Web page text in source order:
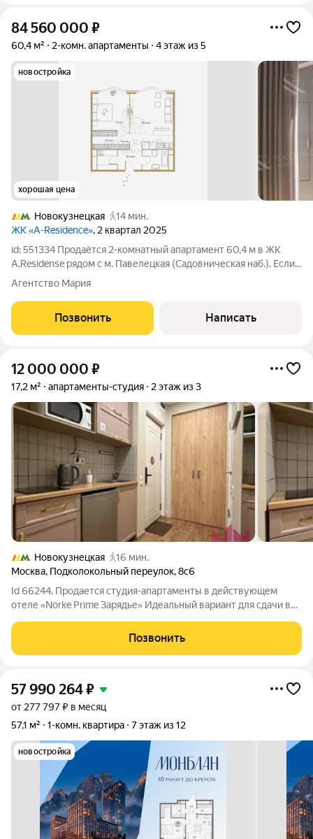
84 560 000 ₽
60,4 м² 2-комн. апартаменты 4 этаж из 5
новостройка
хорошая цена
Новокузнецкая
14 мин.
ЖК «A-Residence», 2 квартал 2025
id: 551334 Продаётся 2-комнатный апартамент 60,4 м в ЖК
A.Residense рядом с м. Павелецкая (Садовническая наб.). Если
вам нужен апартамент в центре, где комфортно жить уже
сегодня и при этом грамотно вложить деньги в ликвидный
Агентство Мария
Позвонить Написать
12 000 000 ₽
17,2 м² апартаменты-студия 2 этаж из 3
Новокузнецкая
16 мин.
Москва, Подколокольный переулок,8с6
Id 66244. Продается студия-апартаменты в действующем
отеле «Norke Prime Зарядье» Идеальный вариант для сдачи в
себя управляющая компания. Они успешно ведут сеть из 11
отелей по Москве со
Позвонить
57 990 264₽
от 277 797 ₽ в месяц
57,1 м²
1-комн. квартира 7 этаж из 12
новостройка